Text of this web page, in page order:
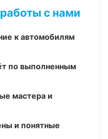
с нами
к автомобилям
по выполненным
мастера и
и понятные